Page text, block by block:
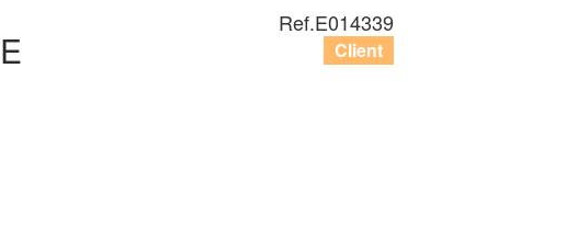
Ref.E014339
Client